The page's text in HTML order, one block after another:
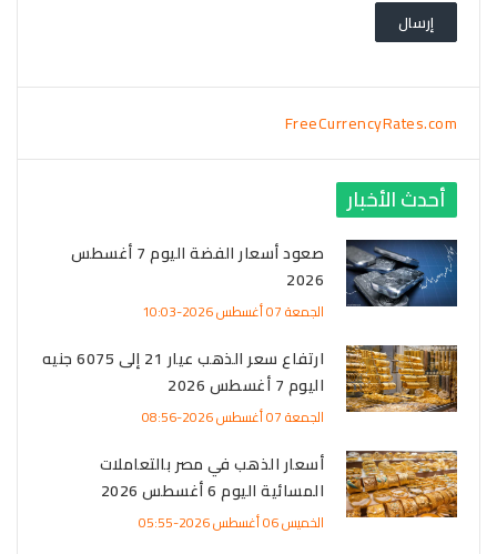
FreeCurrencyRates.com
أحدث الأخبار
صعود أسعار الفضة اليوم 7 أغسطس
2026
الجمعة 07 أغسطس 2026-10:03
ارتفاع سعر الذهب عيار 21 إلى 6075 جنيه
اليوم 7 أغسطس 2026
الجمعة 07 أغسطس 2026-08:56
أسعار الذهب في مصر بالتعاملات
المسائية اليوم 6 أغسطس 2026
الخميس 06 أغسطس 2026-05:55